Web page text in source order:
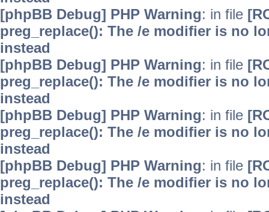
[phpBB Debug] PHP Warning: in file
preg_replace(): The /e modifier is no
instead
[phpBB Debug] PHP Warning: in file
preg_replace(): The /e modifier is no
instead
[phpBB Debug] PHP Warning: in file
preg_replace(): The /e modifier is no
instead
[phpBB Debug] PHP Warning: in file
preg_replace(): The /e modifier is no
instead